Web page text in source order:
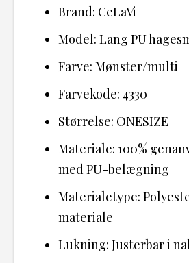
Brand: CeLaVi
Model: Lang PU
Farve: Mønster/multi
Farvekode: 4330
Størrelse: ONESIZE
Materiale: 100%
med PU-belægning
Materialetype:
materiale
Lukning: Justerbar i